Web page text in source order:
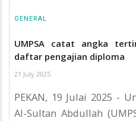
GENERAL
UMPSA catat angka
daftar pengajian diploma
21 July 2025
PEKAN, 19 Julai 2025 -
Al-Sultan Abdullah